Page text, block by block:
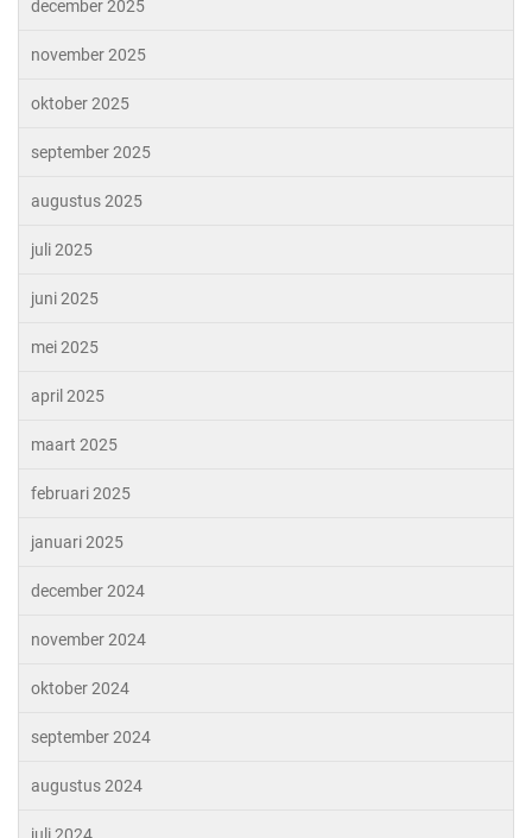
december 2025
november 2025
oktober 2025
september 2025
augustus 2025
juli 2025
juni 2025
mei 2025
april 2025
maart 2025
februari 2025
januari 2025
december 2024
november 2024
oktober 2024
september 2024
augustus 2024
juli 2024